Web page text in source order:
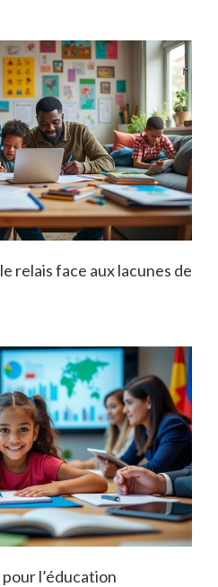
relais face aux lacunes de
l’éducation